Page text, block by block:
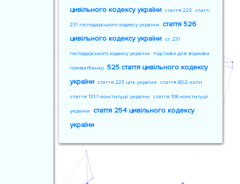
цивільного кодексу україни стаття 223 статті
231 господарського кодексу україни
стаття 526
цивільного кодексу україни ст. 231
господарського кодексу україни підстави для відмови
приватбанку 525 стаття цивільного кодексу
україни стаття 223 цпк україни стаття 60-2 кзпп
стаття 131-1 конституції україни стаття 106 конституції
україни
стаття 254 цивільного кодексу
україни